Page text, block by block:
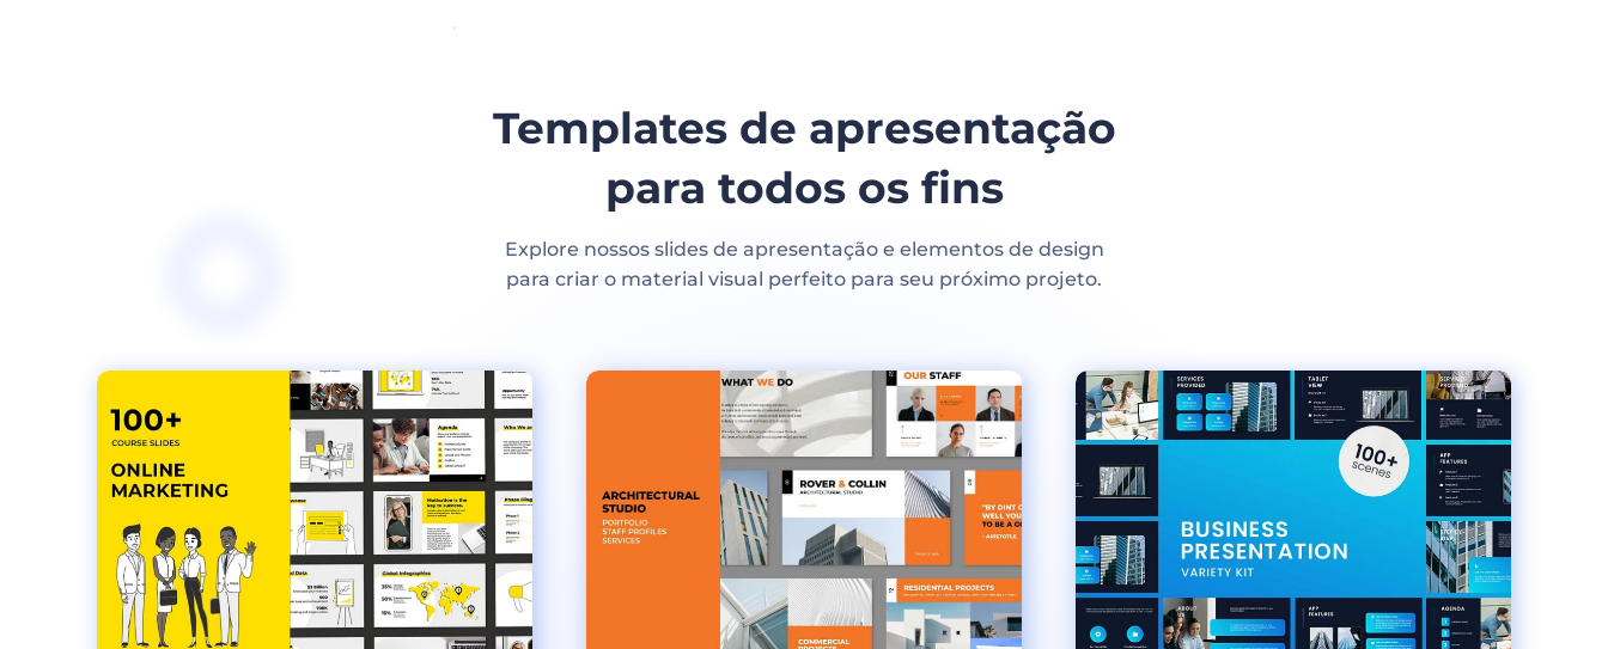
Templates de apresentação
para todos os fins
Explore nossos slides de apresentação e elementos de design
para criar o material visual perfeito para seu próximo projeto.